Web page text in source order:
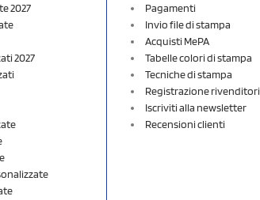
2027
2027
Pagamenti
Invio file di stampa
Acquisti MePA
Tabelle colori di stampa
Tecniche di stampa
Registrazione rivenditori
Iscriviti alla newsletter
Recensioni clienti